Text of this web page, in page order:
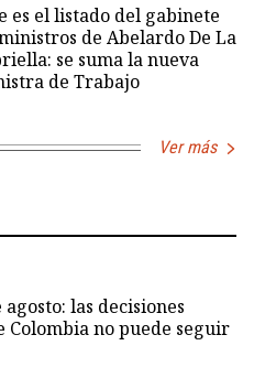
es el listado del gabinete
de Abelardo De La
se suma la nueva
de Trabajo
Ver más
las decisiones
Colombia no puede seguir